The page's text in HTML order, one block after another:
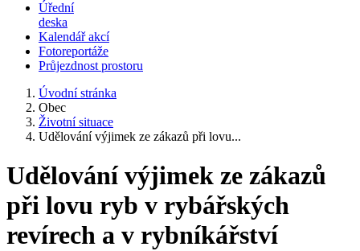
Úřední
deska
Kalendář akcí
Fotoreportáže
Průjezdnost prostoru
Úvodní stránka
Obec
Životní situace
Udělování výjimek ze zákazů při lovu...
Udělování výjimek ze zákazů
při lovu ryb v rybářských
revírech a v rybníkářství